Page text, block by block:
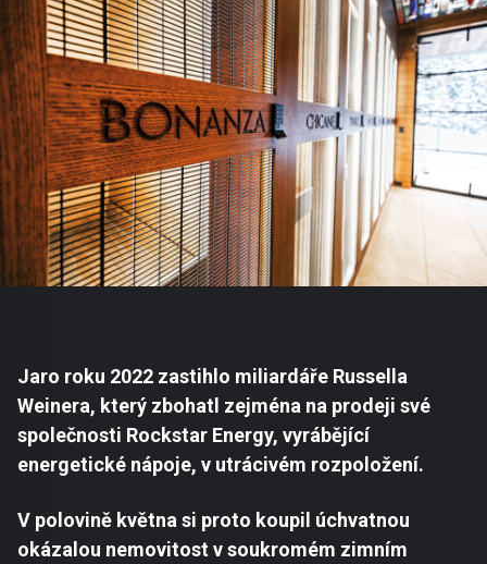
Jaro roku 2022 zastihlo miliardáře Russella
Weinera, který zbohatl zejména na prodeji své
společnosti Rockstar Energy, vyrábějící
energetické nápoje, v utrácivém rozpoložení.
V polovině května si proto koupil úchvatnou
okázalou nemovitost v soukromém zimním